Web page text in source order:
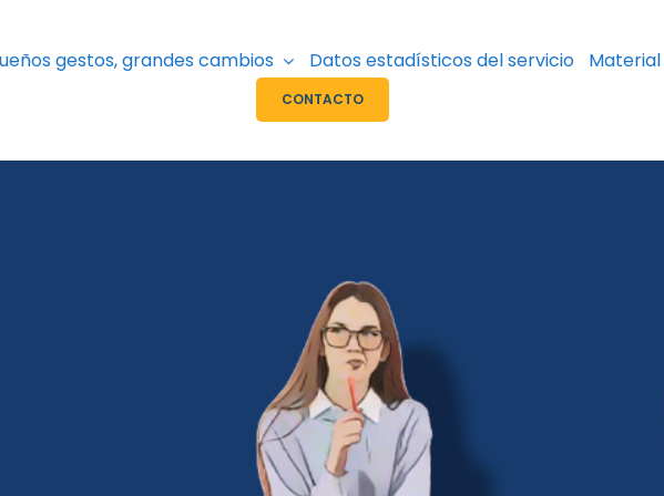
gestos, grandes cambios Datos estadísticos del servicio
CONTACTO